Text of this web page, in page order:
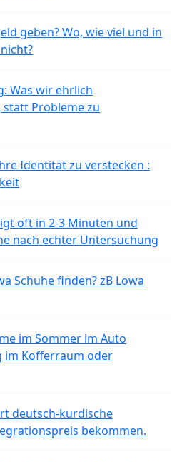
geben? Wo, wie viel und in
Was wir ehrlich
Probleme zu
Identität zu verstecken :
oft in 2-3 Minuten und
nach echter Untersuchung
Schuhe finden? zB Lowa
im Sommer im Auto
im Kofferraum oder
deutsch-kurdische
bekommen.